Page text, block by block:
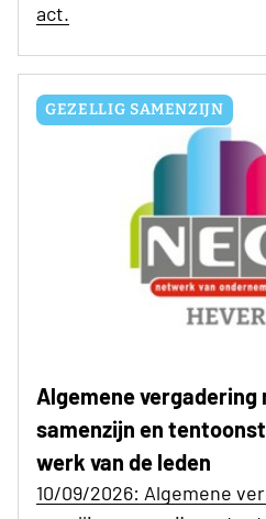
act.
GEZELLIG SAMENZIJN
Algemene vergadering
samenzijn en
werk van de leden
10/09/2026: Algemene